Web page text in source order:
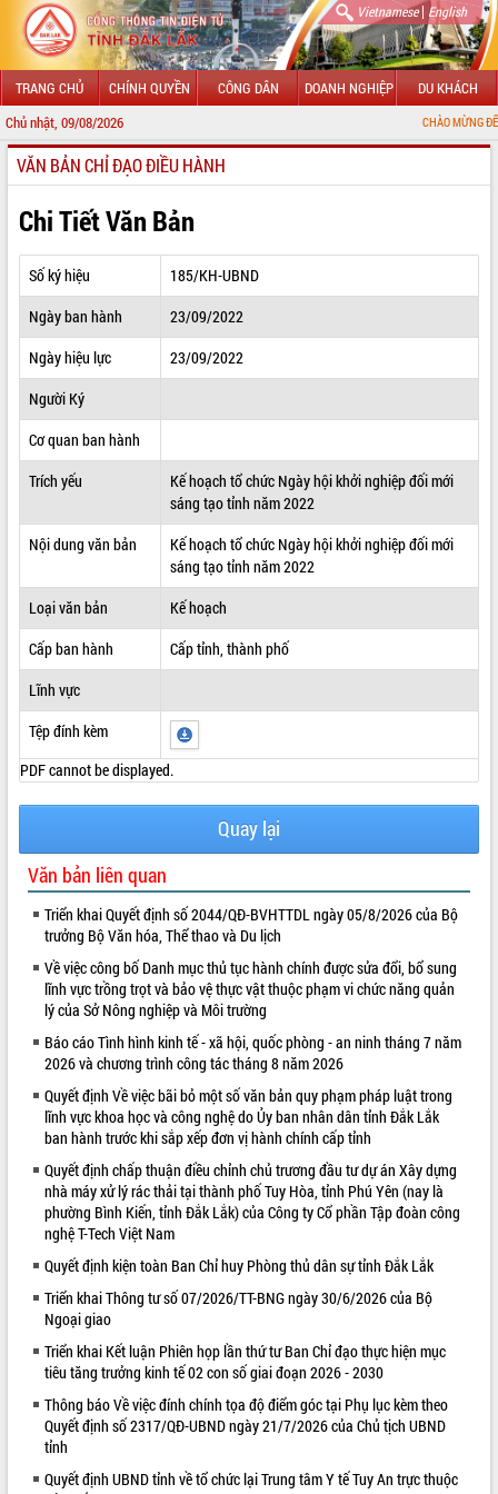
Vietnamese| English
TRANG CHỦ CHÍNH QUYỀN CÔNG DÂN DOANH NGHIỆP DU KHÁCH
Chủ nhật, 09/08/2026 CHÀO MỪNG ĐẾN VỚI
GIỚI THIỆU
LÃNH ĐẠO UBND TỈNH
TIN TỨC SỰ KIỆN
SỞ, BAN, NGÀNH
THÔNG TIN CHỈ ĐẠO ĐIỀU HÀNH
HỆ THỐNG VĂN BẢN
VĂN BẢN HĐND TỈNH
ĐIỂM TIN VĂN BẢN
VIDEO
Trailer Lễ hội Sầu riêng Đắk Lắk năm
2026
Khám bệnh, cấp phát thuốc miễn phí
và tặng quà người dân xã Cư Pui
Hội nghị UBND tỉnh Đắk Lắk thường kỳ
tháng 7/2026
Lễ truy tặng danh hiệu “Bà Mẹ Việt
Nam Anh hùng” và trao Huân chương
Lao động
UBND tỉnh Đắk Lắk triển khai nhiệm
ALBUM ẢNH
VĂN BẢN CHỈ ĐẠO ĐIỀU HÀNH
Chi Tiết Văn Bản
Số ký hiệu
185/KH-UBND
Ngày ban hành
23/09/2022
Ngày hiệu lực
23/09/2022
Người Ký
Cơ quan ban hành
Trích yếu
Kế hoạch tổ chức Ngày hội khởi nghiệp đối mới
sáng tạo tỉnh năm 2022
Nội dung văn bản
Kế hoạch tổ chức Ngày hội khởi nghiệp đối mới
sáng tạo tỉnh năm 2022
Loại văn bản
Kế hoạch
Cấp ban hành
Cấp tỉnh, thành phố
Lĩnh vực
Tệp đính kèm
PDF cannot be displayed.
Quay lại
Văn bản liên quan
Triển khai Quyết định số 2044/QĐ-BVHTTDL ngày 05/8/2026 của Bộ
trưởng Bộ Văn hóa, Thể thao và Du lịch
Về việc công bố Danh mục thủ tục hành chính được sửa đổi, bổ sung
lĩnh vực trồng trọt và bảo vệ thực vật thuộc phạm vi chức năng quản
lý của Sở Nông nghiệp và Môi trường
Báo cáo Tình hình kinh tế - xã hội, quốc phòng - an ninh tháng 7 năm
2026 và chương trình công tác tháng 8 năm 2026
Quyết định Về việc bãi bỏ một số văn bản quy phạm pháp luật trong
lĩnh vực khoa học và công nghệ do Ủy ban nhân dân tỉnh Đắk Lắk
ban hành trước khi sắp xếp đơn vị hành chính cấp tỉnh
Quyết định chấp thuận điều chỉnh chủ trương đầu tư dự án Xây dựng
nhà máy xử lý rác thải tại thành phố Tuy Hòa, tỉnh Phú Yên (nay là
phường Bình Kiến, tỉnh Đắk Lắk) của Công ty Cổ phần Tập đoàn công
nghệ T-Tech Việt Nam
Quyết định kiện toàn Ban Chỉ huy Phòng thủ dân sự tỉnh Đắk Lắk
Triển khai Thông tư số 07/2026/TT-BNG ngày 30/6/2026 của Bộ
Ngoại giao
Triển khai Kết luận Phiên họp lần thứ tư Ban Chỉ đạo thực hiện mục
tiêu tăng trưởng kinh tế 02 con số giai đoạn 2026 - 2030
Thông báo Về việc đính chính tọa độ điểm góc tại Phụ lục kèm theo
Quyết định số 2317/QĐ-UBND ngày 21/7/2026 của Chủ tịch UBND
tỉnh
Quyết định UBND tỉnh về tổ chức lại Trung tâm Y tế Tuy An trực thuộc